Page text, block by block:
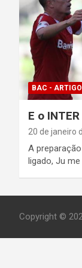
BAC -
E o
20 de janeiro
A
ligado, Ju
Copyright ©